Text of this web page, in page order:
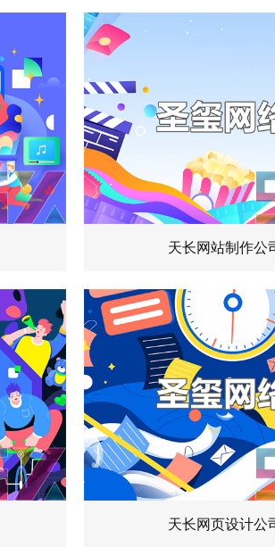
天长网站制作公
天长网页设计公